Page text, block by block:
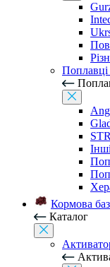
Кормова
Каталог